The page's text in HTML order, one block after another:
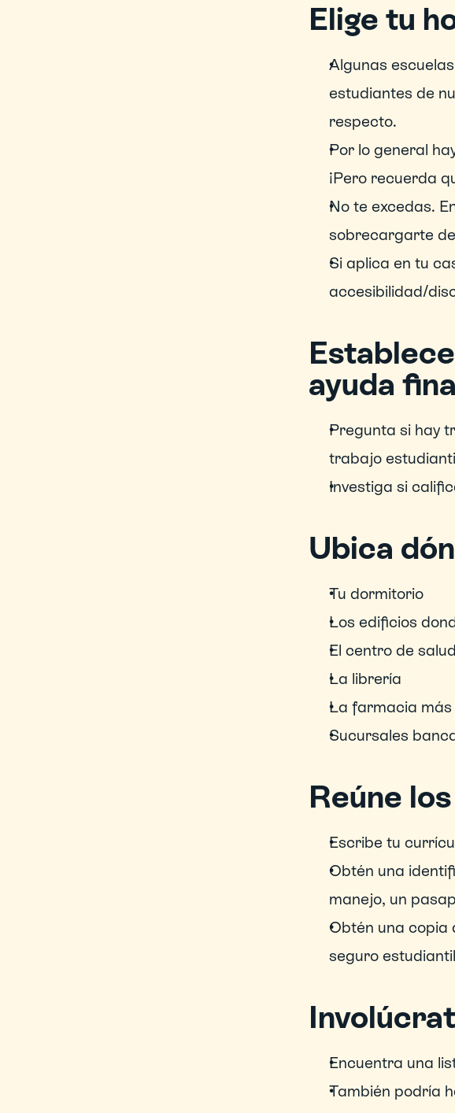
Elige tu
Algunas
estudiantes de
respecto.
Por lo general
¡Pero recuerda
No te excedas.
sobrecargarte
Si aplica en tu
accesibilidad/
ayuda
Pregunta si hay
trabajo
Investiga si
Ubica
Tu dormitorio
Los edificios
El centro de
La librería
La farmacia
Sucursales
Reúne
Escribe tu
Obtén una
manejo, un
Obtén una copia
seguro
Encuentra una
También podría